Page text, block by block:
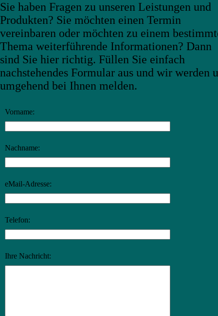
Sie haben Fragen zu unseren Leistungen und
Produkten? Sie möchten einen Termin
vereinbaren oder möchten zu einem
Thema weiterführende Informationen? Dann
sind Sie hier richtig. Füllen Sie einfach
nachstehendes Formular aus und wir werden
umgehend bei Ihnen melden.
Vorname:
Nachname:
eMail-Adresse:
Telefon:
Ihre Nachricht: